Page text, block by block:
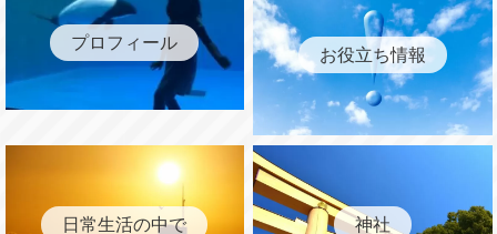
プロフィール
お役立ち情報
日常生活の中で 神社